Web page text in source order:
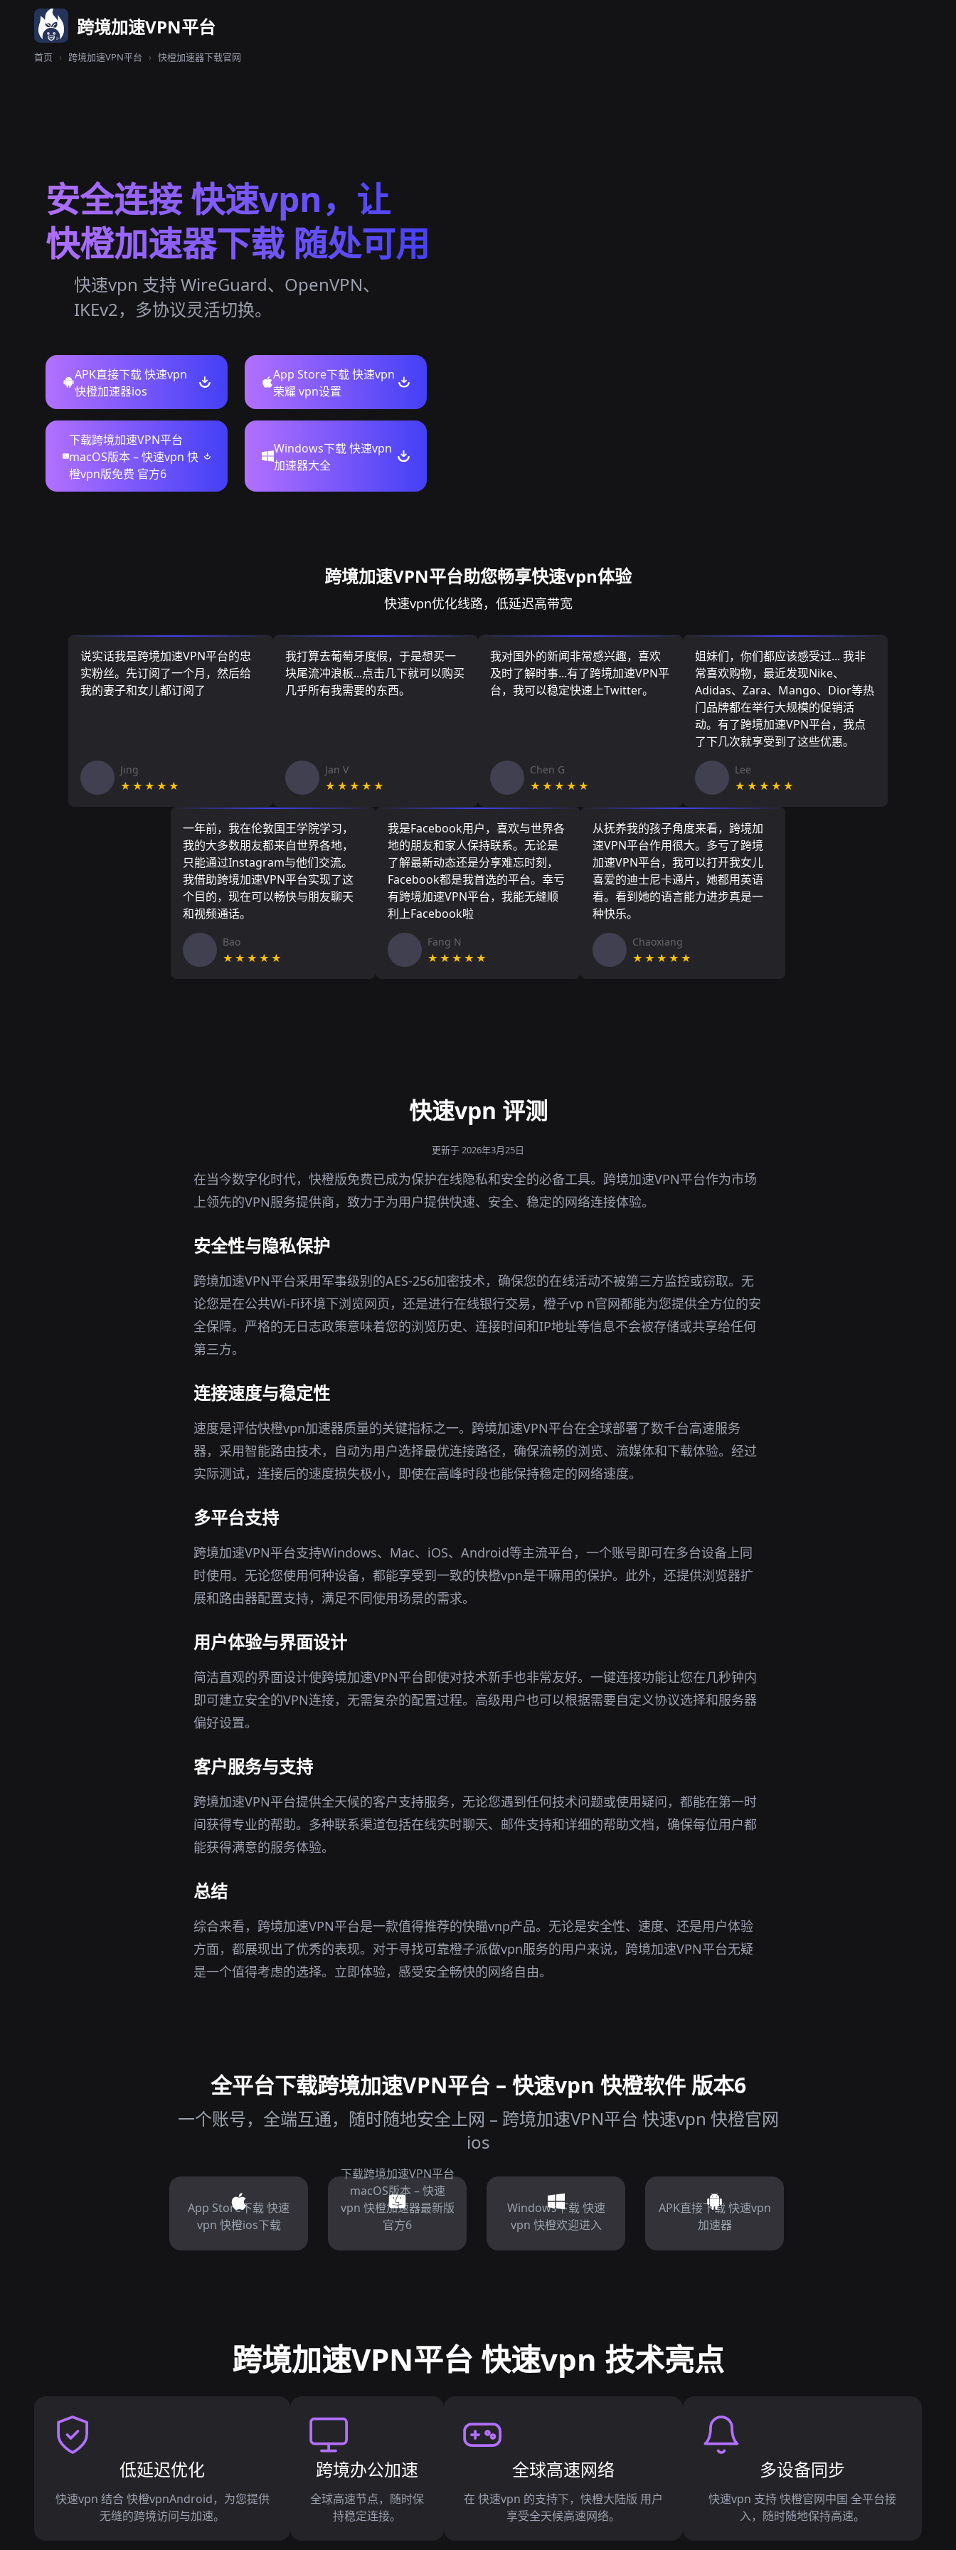
跨境加速VPN平台
首页 › 跨境加速VPN平台 › 快橙加速器下载官网
安全连接 快速vpn，让
快橙加速器下载 随处可用
快速vpn 支持 WireGuard、OpenVPN、
IKEv2，多协议灵活切换。
APK直接下载 快速vpn
快橙加速器ios
App Store下载 快速vpn
荣耀 vpn设置
下载跨境加速VPN平台
macOS版本 – 快速vpn 快
橙vpn版免费 官方6
Windows下载 快速vpn
加速器大全
跨境加速VPN平台助您畅享快速vpn体验
快速vpn优化线路，低延迟高带宽
说实话我是跨境加速VPN平台的忠
实粉丝。先订阅了一个月，然后给
我的妻子和女儿都订阅了
Jing
★★★★★
我打算去葡萄牙度假，于是想买一
块尾流冲浪板...点击几下就可以购买
几乎所有我需要的东西。
Jan V
★★★★★
我对国外的新闻非常感兴趣，喜欢
及时了解时事...有了跨境加速VPN平
台，我可以稳定快速上Twitter。
Chen G
★★★★★
姐妹们，你们都应该感受过... 我非
常喜欢购物，最近发现Nike、
Adidas、Zara、Mango、Dior等热
门品牌都在举行大规模的促销活
动。有了跨境加速VPN平台，我点
了下几次就享受到了这些优惠。
Lee
★★★★★
一年前，我在伦敦国王学院学习，
我的大多数朋友都来自世界各地，
只能通过Instagram与他们交流。
我借助跨境加速VPN平台实现了这
个目的，现在可以畅快与朋友聊天
和视频通话。
Bao
★★★★★
我是Facebook用户，喜欢与世界各
地的朋友和家人保持联系。无论是
了解最新动态还是分享难忘时刻，
Facebook都是我首选的平台。幸亏
有跨境加速VPN平台，我能无缝顺
利上Facebook啦
Fang N
★★★★★
从抚养我的孩子角度来看，跨境加
速VPN平台作用很大。多亏了跨境
加速VPN平台，我可以打开我女儿
喜爱的迪士尼卡通片，她都用英语
看。看到她的语言能力进步真是一
种快乐。
Chaoxiang
★★★★★
快速vpn 评测
更新于 2026年3月25日
在当今数字化时代，快橙版免费已成为保护在线隐私和安全的必备工具。跨境加速VPN平台作为市场
上领先的VPN服务提供商，致力于为用户提供快速、安全、稳定的网络连接体验。
安全性与隐私保护
跨境加速VPN平台采用军事级别的AES-256加密技术，确保您的在线活动不被第三方监控或窃取。无
论您是在公共Wi-Fi环境下浏览网页，还是进行在线银行交易，橙子vp n官网都能为您提供全方位的安
全保障。严格的无日志政策意味着您的浏览历史、连接时间和IP地址等信息不会被存储或共享给任何
第三方。
连接速度与稳定性
速度是评估快橙vpn加速器质量的关键指标之一。跨境加速VPN平台在全球部署了数千台高速服务
器，采用智能路由技术，自动为用户选择最优连接路径，确保流畅的浏览、流媒体和下载体验。经过
实际测试，连接后的速度损失极小，即使在高峰时段也能保持稳定的网络速度。
多平台支持
跨境加速VPN平台支持Windows、Mac、iOS、Android等主流平台，一个账号即可在多台设备上同
时使用。无论您使用何种设备，都能享受到一致的快橙vpn是干嘛用的保护。此外，还提供浏览器扩
展和路由器配置支持，满足不同使用场景的需求。
用户体验与界面设计
简洁直观的界面设计使跨境加速VPN平台即使对技术新手也非常友好。一键连接功能让您在几秒钟内
即可建立安全的VPN连接，无需复杂的配置过程。高级用户也可以根据需要自定义协议选择和服务器
偏好设置。
客户服务与支持
跨境加速VPN平台提供全天候的客户支持服务，无论您遇到任何技术问题或使用疑问，都能在第一时
间获得专业的帮助。多种联系渠道包括在线实时聊天、邮件支持和详细的帮助文档，确保每位用户都
能获得满意的服务体验。
总结
综合来看，跨境加速VPN平台是一款值得推荐的快瞄vnp产品。无论是安全性、速度、还是用户体验
方面，都展现出了优秀的表现。对于寻找可靠橙子派做vpn服务的用户来说，跨境加速VPN平台无疑
是一个值得考虑的选择。立即体验，感受安全畅快的网络自由。
全平台下载跨境加速VPN平台 – 快速vpn 快橙软件 版本6
一个账号，全端互通，随时随地安全上网 – 跨境加速VPN平台 快速vpn 快橙官网
ios
App Store下载 快速
vpn 快橙ios下载
下载跨境加速VPN平台
macOS版本 – 快速
vpn 快橙加速器最新版
官方6
Windows下载 快速
vpn 快橙欢迎进入
APK直接下载 快速vpn
加速器
跨境加速VPN平台 快速vpn 技术亮点
低延迟优化
快速vpn 结合 快橙vpnAndroid，为您提供
无缝的跨境访问与加速。
跨境办公加速
全球高速节点，随时保
持稳定连接。
全球高速网络
在 快速vpn 的支持下，快橙大陆版 用户
享受全天候高速网络。
多设备同步
快速vpn 支持 快橙官网中国 全平台接
入，随时随地保持高速。